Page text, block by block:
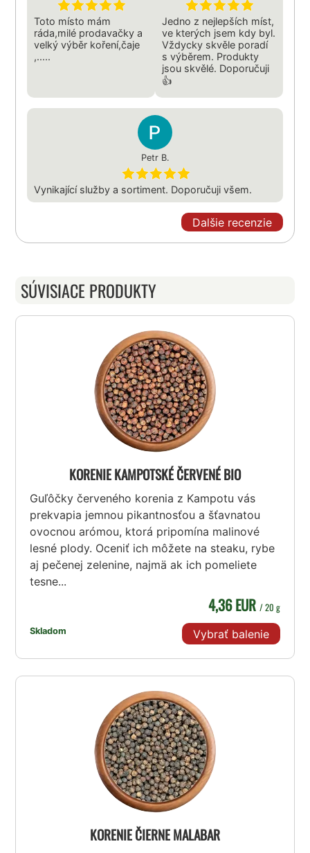
Toto místo mám
ráda,milé prodavačky a
velký výběr koření,čaje
,.....
Jedno z nejlepších míst,
ve kterých jsem kdy byl.
Vždycky skvěle poradí
s výběrem. Produkty
jsou skvělé. Doporučuji
👍
Petr B.
Vynikající služby a sortiment. Doporučuji všem.
Dalšie recenzie
SÚVISIACE PRODUKTY
KORENIE KAMPOTSKÉ ČERVENÉ BIO
Guľôčky červeného korenia z Kampotu vás
prekvapia jemnou pikantnosťou a šťavnatou
ovocnou arómou, ktorá pripomína malinové
lesné plody. Oceniť ich môžete na steaku, rybe
aj pečenej zelenine, najmä ak ich pomeliete
tesne...
Skladom
4,36 EUR / 20 g
Vybrať balenie
KORENIE ČIERNE MALABAR